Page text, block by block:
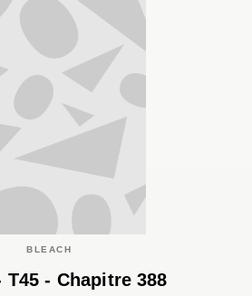
BLEACH
T45 - Chapitre 388